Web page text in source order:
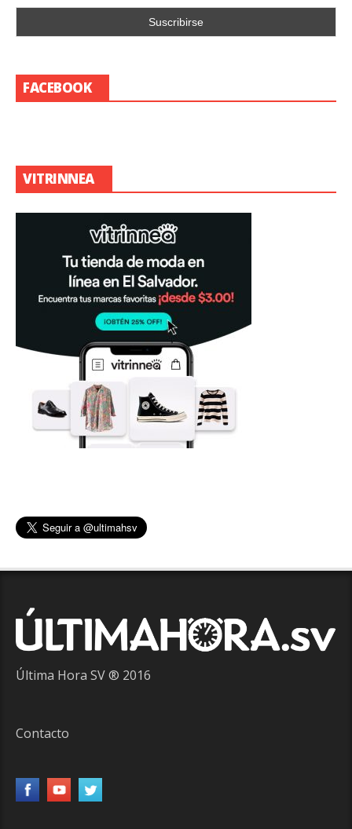
FACEBOOK
VITRINNEA
Última Hora SV ® 2016
Contacto